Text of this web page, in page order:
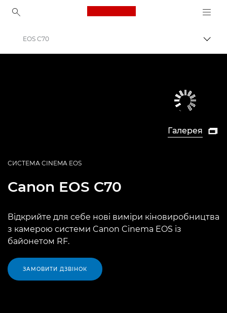
Canon Logo, back to
EOS C70
Галерея 
СИСТЕМА CINEMA EOS
Canon EOS C70
Відкрийте для себе нові виміри кіновиробництва
з камерою системи Canon Cinema EOS із
байонетом RF.
ЗАМОВИТИ ДЗВІНОК